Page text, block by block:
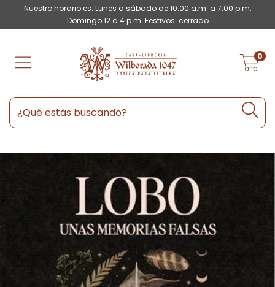
Nuestro horario es: Lunes a sábado de 10:00 a.m. a 7:00 p.m.
Domingo 12 a 4 p.m. Festivos: cerrado
0